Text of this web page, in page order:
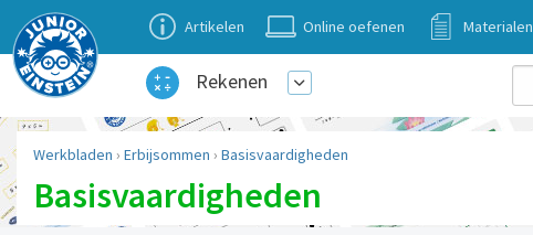
Artikelen Online oefenen Materialen
Rekenen
Werkbladen › Erbijsommen › Basisvaardigheden
Basisvaardigheden